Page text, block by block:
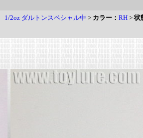
1/2oz ダルトンスペシャル中 > カラー： RH >状